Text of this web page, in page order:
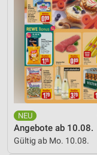
Angebote ab 10.08.
Gültig ab Mo. 10.08.